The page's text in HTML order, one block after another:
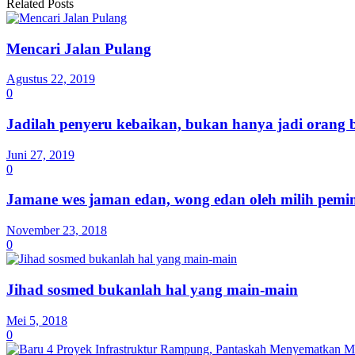
Related Posts
Mencari Jalan Pulang
Agustus 22, 2019
0
Jadilah penyeru kebaikan, bukan hanya jadi orang
Juni 27, 2019
0
Jamane wes jaman edan, wong edan oleh milih
November 23, 2018
0
Jihad sosmed bukanlah hal yang main-main
Mei 5, 2018
0